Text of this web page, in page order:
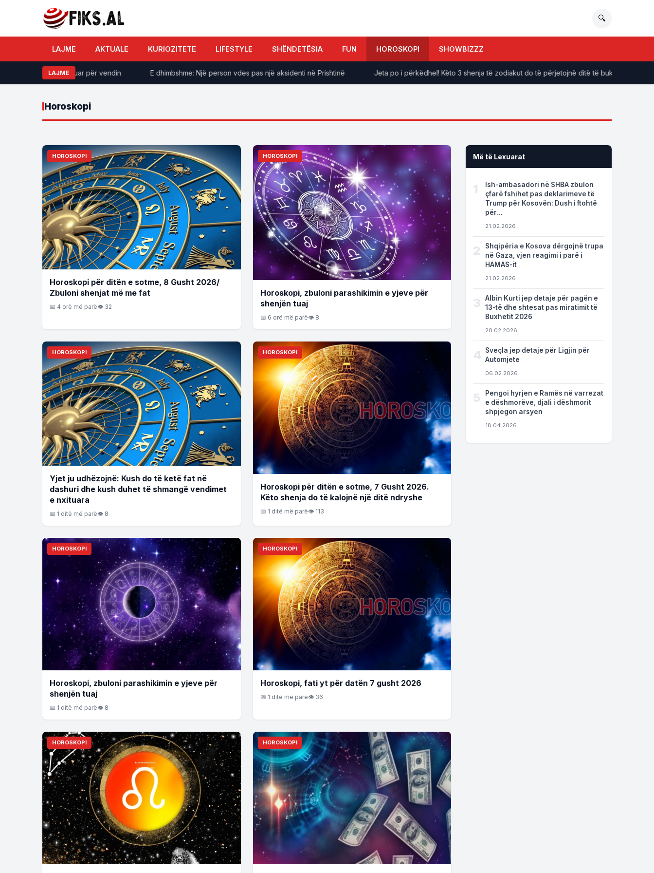
🔍
LAJME AKTUALE KURIOZITETE LIFESTYLE SHËNDETËSIA FUN HOROSKOPI SHOWBIZZZ
LAJME
kurrë nuk ka munguar për vendin E dhimbshme: Një person vdes pas një aksidenti në Prishtinë Jeta po i përkëdhel! Këto 3 shenja të zodiakut do të përjetojnë ditë të bukura deri në
Horoskopi
HOROSKOPI
Horoskopi për ditën e sotme, 8 Gusht 2026/
Zbuloni shenjat më me fat
📅 4 orë më parë👁 32
HOROSKOPI
Horoskopi, zbuloni parashikimin e yjeve për
shenjën tuaj
📅 6 orë më parë👁 8
HOROSKOPI
Yjet ju udhëzojnë: Kush do të ketë fat në
dashuri dhe kush duhet të shmangë vendimet
e nxituara
📅 1 ditë më parë👁 8
HOROSKOPI
Horoskopi për ditën e sotme, 7 Gusht 2026.
Këto shenja do të kalojnë një ditë ndryshe
📅 1 ditë më parë👁 113
HOROSKOPI
Horoskopi, zbuloni parashikimin e yjeve për
shenjën tuaj
📅 1 ditë më parë👁 8
HOROSKOPI
Horoskopi, fati yt për datën 7 gusht 2026
📅 1 ditë më parë👁 36
HOROSKOPI HOROSKOPI
Më të Lexuarat
1
Ish-ambasadori në SHBA zbulon
çfarë fshihet pas deklarimeve të
Trump për Kosovën: Dush i ftohtë
për…
21.02.2026
2
Shqipëria e Kosova dërgojnë trupa
në Gaza, vjen reagimi i parë i
HAMAS-it
21.02.2026
3
Albin Kurti jep detaje për pagën e
13-të dhe shtesat pas miratimit të
Buxhetit 2026
20.02.2026
4
Sveçla jep detaje për Ligjin për
Automjete
06.02.2026
5
Pengoi hyrjen e Ramës në varrezat
e dëshmorëve, djali i dëshmorit
shpjegon arsyen
18.04.2026